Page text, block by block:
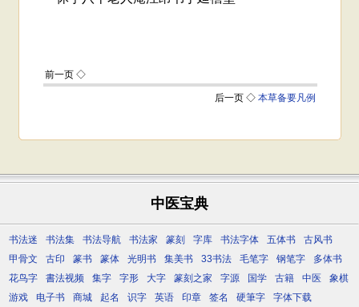
中医宝典
书法迷 书法集 书法导航 书法家 篆刻 字库 书法字体 五体书
古风书
甲骨文
古印 篆书 篆体 光明书 集美书 33书法 毛笔字 钢笔字
多体书
花鸟字
書法视频 集字 字形 大字 篆刻之家 字源 国学 古籍 中医
象棋
游戏
电子书 商城 起名 识字 英语 印章 签名 硬筆字
字体下载